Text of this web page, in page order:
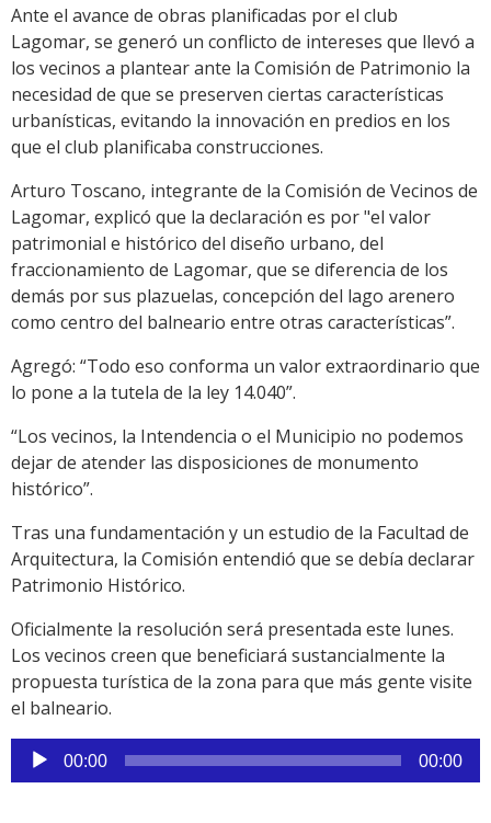
Link
Ante el avance de obras planificadas por el club
Lagomar, se generó un conflicto de intereses que llevó a
los vecinos a plantear ante la Comisión de Patrimonio la
necesidad de que se preserven ciertas características
urbanísticas, evitando la innovación en predios en los
que el club planificaba construcciones.
Arturo Toscano, integrante de la Comisión de Vecinos de
Lagomar, explicó que la declaración es por "el valor
patrimonial e histórico del diseño urbano, del
fraccionamiento de Lagomar, que se diferencia de los
demás por sus plazuelas, concepción del lago arenero
como centro del balneario entre otras características”.
Agregó: “Todo eso conforma un valor extraordinario que
lo pone a la tutela de la ley 14.040”.
“Los vecinos, la Intendencia o el Municipio no podemos
dejar de atender las disposiciones de monumento
histórico”.
Tras una fundamentación y un estudio de la Facultad de
Arquitectura, la Comisión entendió que se debía declarar
Patrimonio Histórico.
Oficialmente la resolución será presentada este lunes.
Los vecinos creen que beneficiará sustancialmente la
propuesta turística de la zona para que más gente visite
el balneario.
Reproductor
de
00:00 00:00